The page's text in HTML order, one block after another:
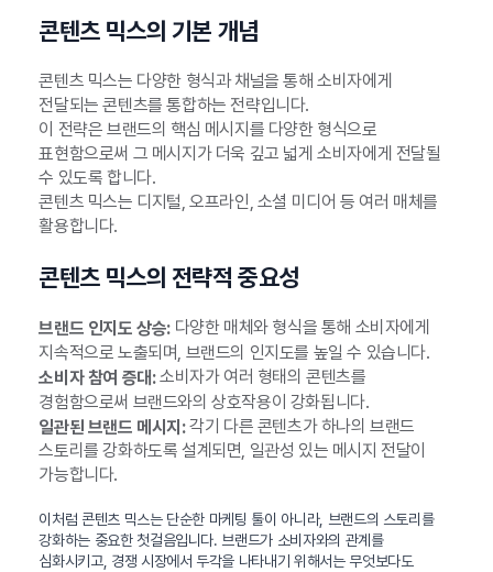
콘텐츠 믹스의 기본 개념
콘텐츠 믹스는 다양한 형식과 채널을 통해 소비자에게
전달되는 콘텐츠를 통합하는 전략입니다.
이 전략은 브랜드의 핵심 메시지를 다양한 형식으로
표현함으로써 그 메시지가 더욱 깊고 넓게 소비자에게 전달될
수 있도록 합니다.
콘텐츠 믹스는 디지털, 오프라인, 소셜 미디어 등 여러 매체를
활용합니다.
콘텐츠 믹스의 전략적 중요성
브랜드 인지도 상승:다양한 매체와 형식을 통해 소비자에게
지속적으로 노출되며, 브랜드의 인지도를 높일 수 있습니다.
소비자 참여 증대:소비자가 여러 형태의 콘텐츠를
경험함으로써 브랜드와의 상호작용이 강화됩니다.
일관된 브랜드 메시지:각기 다른 콘텐츠가 하나의 브랜드
스토리를 강화하도록 설계되면, 일관성 있는 메시지 전달이
가능합니다.
이처럼 콘텐츠 믹스는 단순한 마케팅 툴이 아니라, 브랜드의 스토리를
강화하는 중요한 첫걸음입니다. 브랜드가 소비자와의 관계를
심화시키고, 경쟁 시장에서 두각을 나타내기 위해서는 무엇보다도